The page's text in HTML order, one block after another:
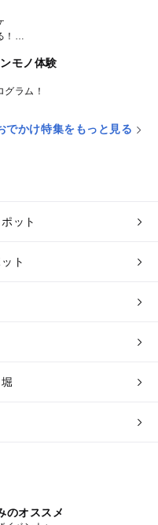
モノ体験
ラム！
でかけ特集をもっと見る
ット
ト
のオススメ